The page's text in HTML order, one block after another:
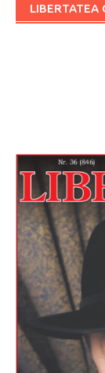
LIBERTATEA